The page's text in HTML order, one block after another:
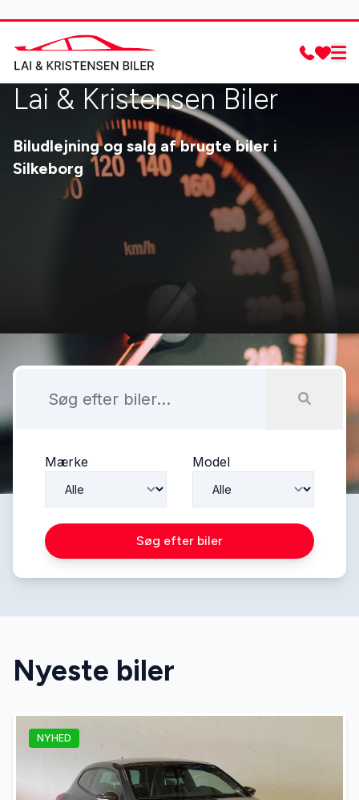
Lai & Kristensen Biler
Biludlejning og salg af brugte biler i
Silkeborg
Mærke Model
Søg efter biler
Nyeste biler
NYHED